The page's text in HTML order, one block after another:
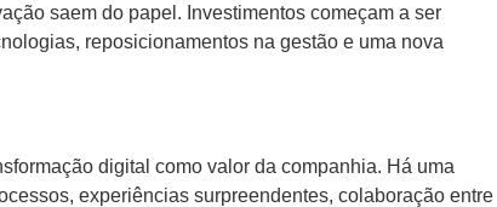
saem do papel. Investimentos começam a ser
reposicionamentos na gestão e uma nova
digital como valor da companhia. Há uma
experiências surpreendentes, colaboração entre